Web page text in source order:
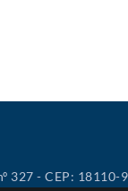
327 - CEP: 18110-